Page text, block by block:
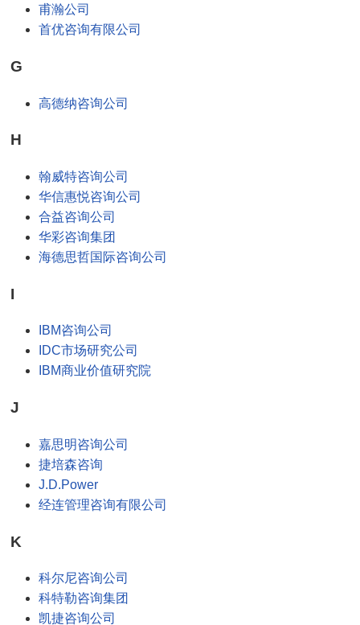
甫瀚公司
首优咨询有限公司
G
高德纳咨询公司
H
翰威特咨询公司
华信惠悦咨询公司
合益咨询公司
华彩咨询集团
海德思哲国际咨询公司
I
IBM咨询公司
IDC市场研究公司
IBM商业价值研究院
J
嘉思明咨询公司
捷培森咨询
J.D.Power
经连管理咨询有限公司
K
科尔尼咨询公司
科特勒咨询集团
凯捷咨询公司